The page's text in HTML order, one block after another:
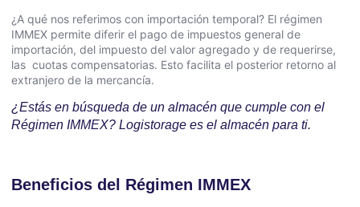
¿A qué nos referimos con importación temporal? El régimen
IMMEX permite diferir el pago de impuestos general de
importación, del impuesto del valor agregado y de requerirse,
las cuotas compensatorias. Esto facilita el posterior retorno al
extranjero de la mercancía.
¿Estás en búsqueda de un almacén que cumple con el
Régimen IMMEX? Logistorage es el almacén para ti.
Beneficios del Régimen IMMEX